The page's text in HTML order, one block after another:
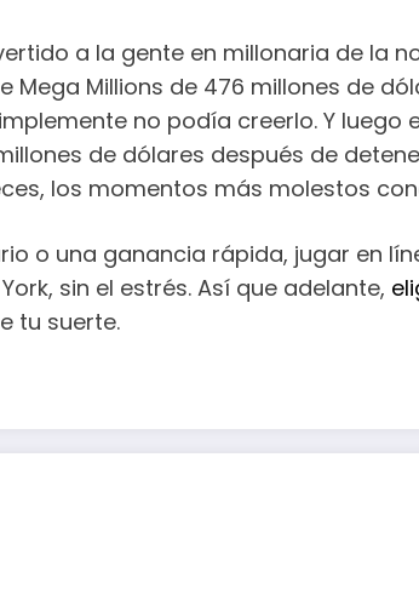
a la gente en millonaria de la
Millions de 476 millones de
no podía creerlo. Y
de dólares después de
los momentos más molestos
o una ganancia rápida, jugar en
sin el estrés. Así que adelante,
tu suerte.